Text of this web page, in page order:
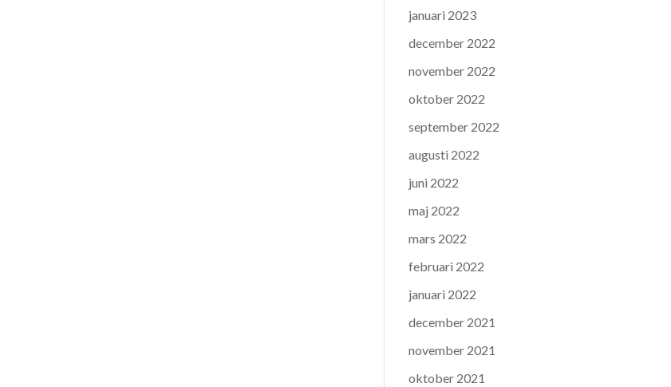
januari 2023
december 2022
november 2022
oktober 2022
september 2022
augusti 2022
juni 2022
maj 2022
mars 2022
februari 2022
januari 2022
december 2021
november 2021
oktober 2021